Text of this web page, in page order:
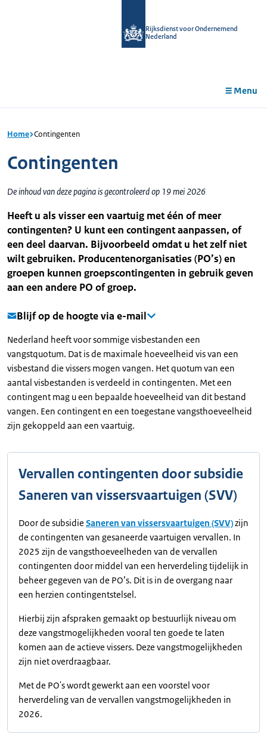
Rijksdienst voor Ondernemend
Nederland
Menu
Home Contingenten
Contingenten
De inhoud van deze pagina is gecontroleerd op 19 mei 2026
Heeft u als visser een vaartuig met één of meer
contingenten? U kunt een contingent aanpassen, of
een deel daarvan. Bijvoorbeeld omdat u het zelf niet
wilt gebruiken. Producentenorganisaties (PO’s) en
groepen kunnen groepscontingenten in gebruik geven
aan een andere PO of groep.
Blijf op de hoogte via e-mail
Nederland heeft voor sommige visbestanden een
vangstquotum. Dat is de maximale hoeveelheid vis van een
visbestand die vissers mogen vangen. Het quotum van een
aantal visbestanden is verdeeld in contingenten. Met een
contingent mag u een bepaalde hoeveelheid van dit bestand
vangen. Een contingent en een toegestane vangsthoeveelheid
zijn gekoppeld aan een vaartuig.
Vervallen contingenten door subsidie
Saneren van vissersvaartuigen (SVV)
Door de subsidie Saneren van vissersvaartuigen (SVV)zijn
de contingenten van gesaneerde vaartuigen vervallen. In
2025 zijn de vangsthoeveelheden van de vervallen
contingenten door middel van een herverdeling tijdelijk in
beheer gegeven van de PO’s. Dit is in de overgang naar
een herzien contingentstelsel.
Hierbij zijn afspraken gemaakt op bestuurlijk niveau om
deze vangstmogelijkheden vooral ten goede te laten
komen aan de actieve vissers. Deze vangstmogelijkheden
zijn niet overdraagbaar.
Met de PO's wordt gewerkt aan een voorstel voor
herverdeling van de vervallen vangstmogelijkheden in
2026.